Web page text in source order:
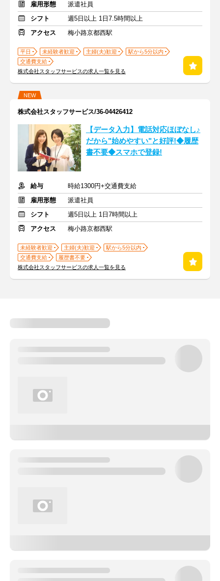
雇用形態
派遣社員
シフト
週5日以上 1日7.5時間以上
アクセス
梅小路京都西駅
平日 未経験者歓迎 主婦(夫)歓迎
駅から5分以内
交通費支給
株式会社スタッフサービスの求人一覧を見る
NEW
株式会社スタッフサービス/36-04426412
【データ入力】電話対応ほぼなし♪
だから"始めやすい"と好評!◆履歴
書不要◆スマホで登録!
給与
時給1300円+交通費支給
雇用形態
派遣社員
シフト
週5日以上 1日7時間以上
アクセス
梅小路京都西駅
未経験者歓迎 主婦(夫)歓迎
駅から5分以内
交通費支給
履歴書不要
株式会社スタッフサービスの求人一覧を見る